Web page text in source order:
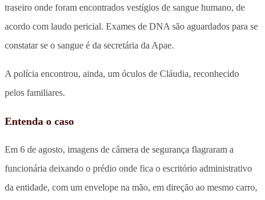
traseiro onde foram encontrados vestígios de sangue humano, de
acordo com laudo pericial. Exames de DNA são aguardados para se
constatar se o sangue é da secretária da Apae.
A polícia encontrou, ainda, um óculos de Cláudia, reconhecido
pelos familiares.
Entenda o caso
Em 6 de agosto, imagens de câmera de segurança flagraram a
funcionária deixando o prédio onde fica o escritório administrativo
da entidade, com um envelope na mão, em direção ao mesmo carro,